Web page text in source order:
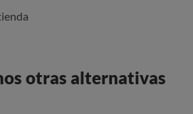
otras alternativas